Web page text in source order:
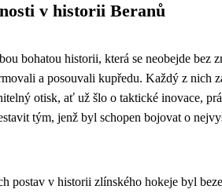
v historii Beranů
bohatou historii, která se neobejde bez
a posouvali kupředu. Každý z nich
otisk, ať už šlo o taktické inovace,
tým, jenž byl schopen bojovat o
postav v historii zlínského hokeje byl